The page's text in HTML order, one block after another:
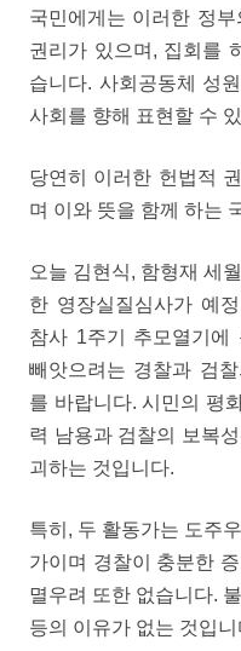
국민에게는 이러한 정
권리가 있으며, 집회를
습니다. 사회공동체 성
사회를 향해 표현할 수
당연히 이러한 헌법적
며 이와 뜻을 함께 하는
오늘 김현식, 함형재 세
한 영장실질심사가 예
참사 1주기 추모열기에
빼앗으려는 경찰과 검
를 바랍니다. 시민의 평
력 남용과 검찰의 보복
괴하는 것입니다.
특히, 두 활동가는 도주
가이며 경찰이 충분한
멸우려 또한 없습니다.
등의 이유가 없는 것입니